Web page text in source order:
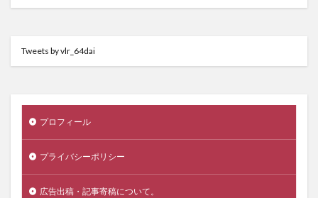
Tweets by vlr_64dai
プロフィール
プライバシーポリシー
広告出稿・記事寄稿について。